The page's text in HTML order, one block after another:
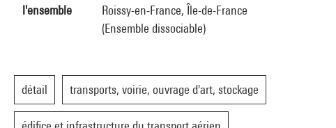
l'ensemble
Roissy-en-France, Île-de-France
(Ensemble dissociable)
détail transports, voirie, ouvrage d'art, stockage